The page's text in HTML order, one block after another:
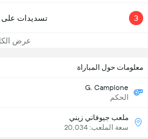
3 تسديدات على
عرض
معلومات حول المباراة
G. Camplone
الحكم
ملعب جيوفاني زيني
سعة الملعب: 20,034